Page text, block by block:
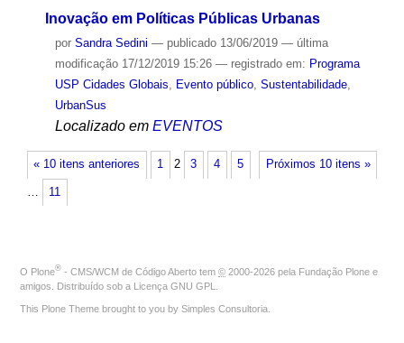
Inovação em Políticas Públicas Urbanas
por Sandra Sedini — publicado13/06/2019 — última
modificação17/12/2019 15:26 — registrado em: Programa
USP Cidades Globais, Evento público, Sustentabilidade,
UrbanSus
Localizado em EVENTOS
« 10 itens anteriores Próximos 10 itens »
1 2 3 4 5
… 11
O Plone® - CMS/WCM de Código Aberto tem © 2000-2026 pela Fundação Plone e
amigos. Distribuído sob a Licença GNU GPL
This Plone Theme brought to you by Simples Consultoria